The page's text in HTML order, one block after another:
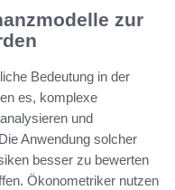
zur
Bedeutung in der
es, komplexe
und
Anwendung solcher
besser zu bewerten
Ökonometriker nutzen